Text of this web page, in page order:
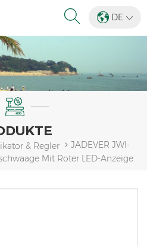
DE
& Regler
JADEVER JWI-
Mit Roter LED-Anzeige